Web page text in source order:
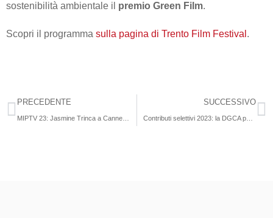
sostenibilità ambientale il premio Green Film.
Scopri il programma sulla pagina di Trento Film Festival .
PRECEDENTE SUCCESSIVO
Contributi selettivi 2023: la DGCA pubblica il bando da 44,7 milioni di euro